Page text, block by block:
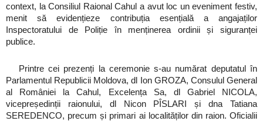
context, la Consiliul Raional Cahul a avut loc un eveniment festiv,
menit să evidențieze contribuția esențială a angajaților
Inspectoratului de Poliție în menținerea ordinii și siguranței
publice.
Printre cei prezenți la ceremonie s-au numărat deputatul în
Parlamentul Republicii Moldova, dl Ion GROZA, Consulul General
al României la Cahul, Excelența Sa, dl Gabriel NICOLA,
vicepreședinții raionului, dl Nicon PÎSLARI și dna Tatiana
SEREDENCO, precum și primari ai localităților din raion. Oficialii